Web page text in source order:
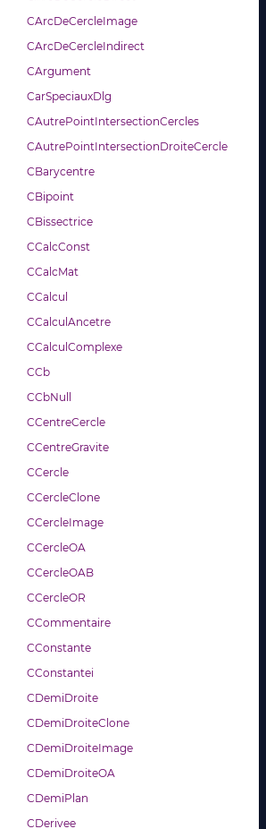
CArcDeCercleImage
CArcDeCercleIndirect
CArgument
CarSpeciauxDlg
CAutrePointIntersectionCercles
CAutrePointIntersectionDroiteCercle
CBarycentre
CBipoint
CBissectrice
CCalcConst
CCalcMat
CCalcul
CCalculAncetre
CCalculComplexe
CCb
CCbNull
CCentreCercle
CCentreGravite
CCercle
CCercleClone
CCercleImage
CCercleOA
CCercleOAB
CCercleOR
CCommentaire
CConstante
CConstantei
CDemiDroite
CDemiDroiteClone
CDemiDroiteImage
CDemiDroiteOA
CDemiPlan
CDerivee